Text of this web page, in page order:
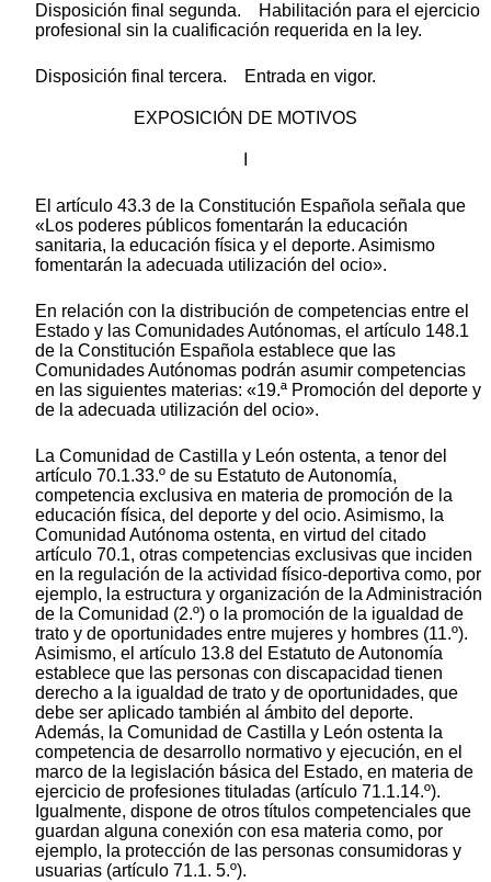
Disposición final segunda. Habilitación para el ejercicio
profesional sin la cualificación requerida en la ley.
Disposición final tercera. Entrada en vigor.
EXPOSICIÓN DE MOTIVOS
El artículo 43.3 de la Constitución Española señala que
«Los poderes públicos fomentarán la educación
sanitaria, la educación física y el deporte. Asimismo
fomentarán la adecuada utilización del ocio».
En relación con la distribución de competencias entre el
Estado y las Comunidades Autónomas, el artículo 148.1
de la Constitución Española establece que las
Comunidades Autónomas podrán asumir competencias
en las siguientes materias: «19.ª Promoción del deporte y
de la adecuada utilización del ocio».
La Comunidad de Castilla y León ostenta, a tenor del
artículo 70.1.33.º de su Estatuto de Autonomía,
competencia exclusiva en materia de promoción de la
educación física, del deporte y del ocio. Asimismo, la
Comunidad Autónoma ostenta, en virtud del citado
artículo 70.1, otras competencias exclusivas que inciden
en la regulación de la actividad físico-deportiva como, por
ejemplo, la estructura y organización de la Administración
de la Comunidad (2.º) o la promoción de la igualdad de
trato y de oportunidades entre mujeres y hombres (11.º).
Asimismo, el artículo 13.8 del Estatuto de Autonomía
establece que las personas con discapacidad tienen
derecho a la igualdad de trato y de oportunidades, que
debe ser aplicado también al ámbito del deporte.
Además, la Comunidad de Castilla y León ostenta la
competencia de desarrollo normativo y ejecución, en el
marco de la legislación básica del Estado, en materia de
ejercicio de profesiones tituladas (artículo 71.1.14.º).
Igualmente, dispone de otros títulos competenciales que
guardan alguna conexión con esa materia como, por
ejemplo, la protección de las personas consumidoras y
usuarias (artículo 71.1. 5.º).